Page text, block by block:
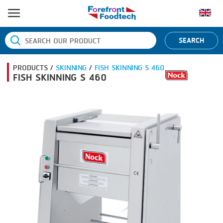
หน้าแรก
ประเภทสินค้า
BANDING
CENTRIFUGING
ยี่ห้อสินค้า
CLIPTECHNIK
EMERSON
SEARCH
PRODUCTS /SKINNING/ FISH SKINNING S 460
FISH SKINNING S 460